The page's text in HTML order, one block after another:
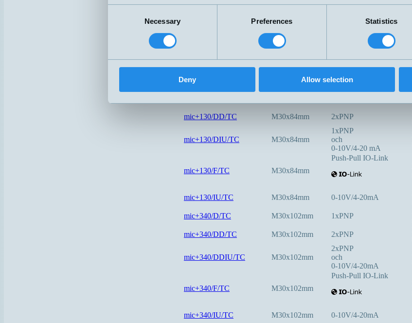
Necessary Preferences Statistics
Deny Allow selection
0-10V/4-20mA
M30x84mm
Push-Pull IO-Link
mic+35/IU/TC M30x84mm 0-10V/4-20mA
mic+130/DD/TC M30x84mm 2xPNP
mic+130/DIU/TC M30x84mm
1xPNP
och
0-10V/4-20 mA
mic+130/F/TC M30x84mm
Push-Pull IO-Link
mic+130/IU/TC M30x84mm 0-10V/4-20mA
mic+340/D/TC M30x102mm 1xPNP
mic+340/DD/TC M30x102mm 2xPNP
mic+340/DDIU/TC M30x102mm
2xPNP
och
0-10V/4-20mA
mic+340/F/TC M30x102mm
Push-Pull IO-Link
mic+340/IU/TC M30x102mm 0-10V/4-20mA